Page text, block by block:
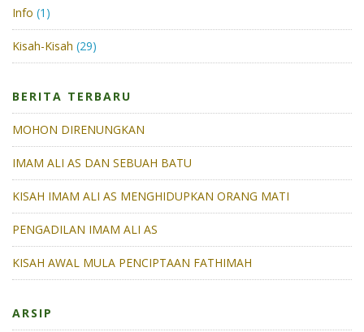
Info (1)
Kisah-Kisah (29)
BERITA TERBARU
MOHON DIRENUNGKAN
IMAM ALI AS DAN SEBUAH BATU
KISAH IMAM ALI AS MENGHIDUPKAN ORANG MATI
PENGADILAN IMAM ALI AS
KISAH AWAL MULA PENCIPTAAN FATHIMAH
ARSIP